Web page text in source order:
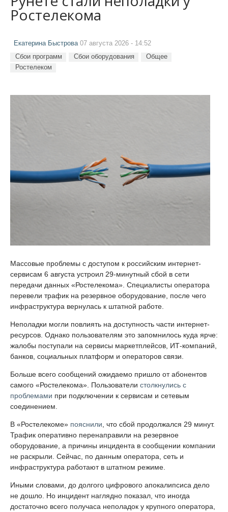
Ростелекома
Екатерина Быстрова07 августа 2026 - 14:52
Сбои программ Сбои оборудования
Общее
Ростелеком
Массовые проблемы с доступом к российским интернет-
сервисам 6 августа устроил 29-минутный сбой в сети
передачи данных «Ростелекома». Специалисты оператора
перевели трафик на резервное оборудование, после чего
инфраструктура вернулась к штатной работе.
Неполадки могли повлиять на доступность части интернет-
ресурсов. Однако пользователям это запомнилось куда ярче:
жалобы поступали на сервисы маркетплейсов, ИТ-компаний,
банков, социальных платформ и операторов связи.
Больше всего сообщений ожидаемо пришло от абонентов
самого «Ростелекома». Пользователи столкнулись с
проблемами при подключении к сервисам и сетевым
соединением.
В «Ростелекоме» пояснили , что сбой продолжался 29 минут.
Трафик оперативно перенаправили на резервное
оборудование, а причины инцидента в сообщении компании
не раскрыли. Сейчас, по данным оператора, сеть и
инфраструктура работают в штатном режиме.
Иными словами, до долгого цифрового апокалипсиса дело
не дошло. Но инцидент наглядно показал, что иногда
достаточно всего получаса неполадок у крупного оператора,